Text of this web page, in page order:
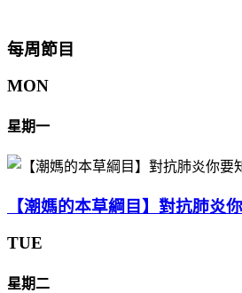
每周節目
MON
星期一
【潮媽的本草綱目】對抗肺炎
TUE
星期二